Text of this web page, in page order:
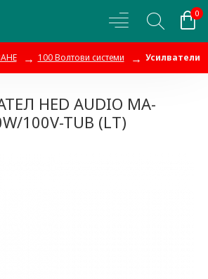
0
100 Волтови системи Усилватели
HED AUDIO MA-
100V-TUB (LT)